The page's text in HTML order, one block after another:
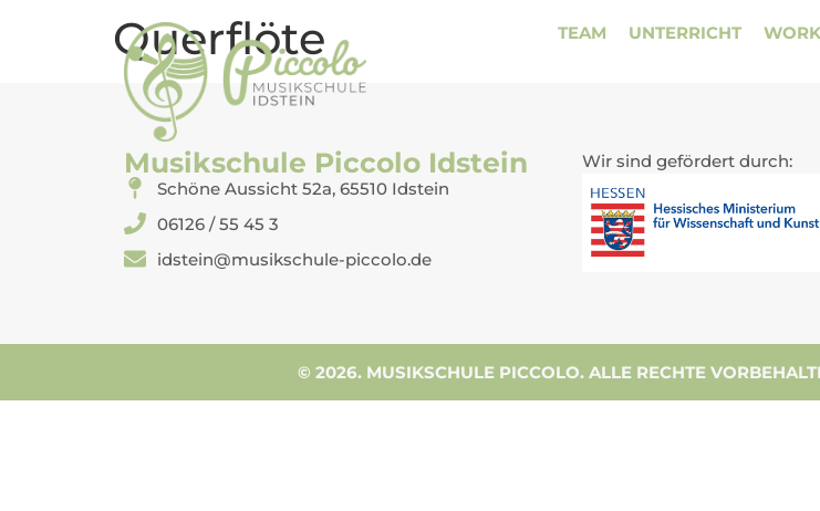
TEAM UNTERRICHT
Querflöte
Musikschule Piccolo Idstein
Schöne Aussicht 52a, 65510 Idstein
06126 / 55 45 3
idstein@musikschule-piccolo.de
Wir sind gefördert durch:
© 2026. MUSIKSCHULE PICCOLO. ALLE RECHTE